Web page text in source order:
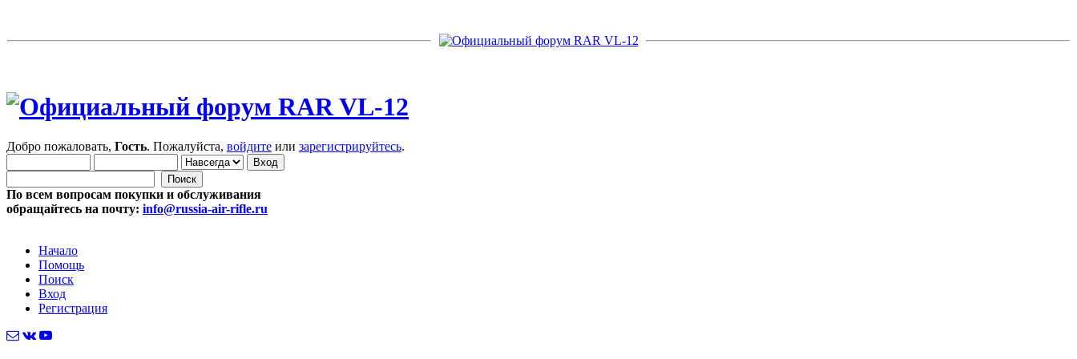
Добро пожаловать, Гость. Пожалуйста, войдите или зарегистрируйтесь.
По всем вопросам покупки и обслуживания
обращайтесь на почту: info@russia-air-rifle.ru
Начало
Помощь
Поиск
Вход
Регистрация